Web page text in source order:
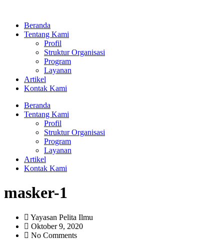
kontenBeranda
Tentang Kami
Profil
Struktur Organisasi
Program
Layanan
Artikel
Kontak Kami
Beranda
Tentang Kami
Profil
Struktur Organisasi
Program
Layanan
Artikel
Kontak Kami
masker-1
Yayasan Pelita Ilmu
Oktober 9, 2020
No Comments